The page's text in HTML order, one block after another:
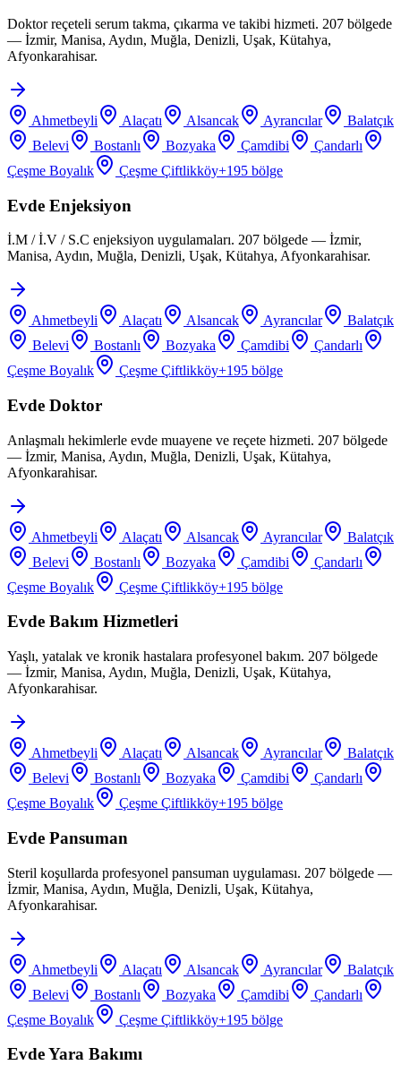
Doktor reçeteli serum takma, çıkarma ve takibi hizmeti. 207 bölgede
— İzmir, Manisa, Aydın, Muğla, Denizli, Uşak, Kütahya,
Afyonkarahisar.
Ahmetbeyli Alaçatı Alsancak Ayrancılar
Balatçık
Belevi
Bostanlı Bozyaka Çamdibi
Çandarlı
Çeşme Boyalık
Çeşme Çiftlikköy+195 bölge
Evde Enjeksiyon
İ.M / İ.V / S.C enjeksiyon uygulamaları. 207 bölgede — İzmir,
Manisa, Aydın, Muğla, Denizli, Uşak, Kütahya, Afyonkarahisar.
Ahmetbeyli Alaçatı Alsancak Ayrancılar
Balatçık
Belevi
Bostanlı Bozyaka Çamdibi
Çandarlı
Çeşme Boyalık
Çeşme Çiftlikköy+195 bölge
Evde Doktor
Anlaşmalı hekimlerle evde muayene ve reçete hizmeti. 207 bölgede
— İzmir, Manisa, Aydın, Muğla, Denizli, Uşak, Kütahya,
Afyonkarahisar.
Ahmetbeyli Alaçatı Alsancak Ayrancılar
Balatçık
Belevi
Bostanlı Bozyaka Çamdibi
Çandarlı
Çeşme Boyalık
Çeşme Çiftlikköy+195 bölge
Evde Bakım Hizmetleri
Yaşlı, yatalak ve kronik hastalara profesyonel bakım. 207 bölgede
— İzmir, Manisa, Aydın, Muğla, Denizli, Uşak, Kütahya,
Afyonkarahisar.
Ahmetbeyli Alaçatı Alsancak Ayrancılar
Balatçık
Belevi
Bostanlı Bozyaka Çamdibi
Çandarlı
Çeşme Boyalık
Çeşme Çiftlikköy+195 bölge
Evde Pansuman
Steril koşullarda profesyonel pansuman uygulaması. 207 bölgede —
İzmir, Manisa, Aydın, Muğla, Denizli, Uşak, Kütahya,
Afyonkarahisar.
Ahmetbeyli Alaçatı Alsancak Ayrancılar
Balatçık
Belevi
Bostanlı Bozyaka Çamdibi
Çandarlı
Çeşme Boyalık
Çeşme Çiftlikköy+195 bölge
Evde Yara Bakımı